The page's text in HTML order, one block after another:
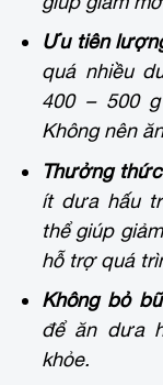
Ưu tiên
quá nhiều
400 – 500
Không nên
Thưởng
ít dưa hấu
thể giúp
hỗ trợ quá
Không bỏ
để ăn dưa
khỏe.